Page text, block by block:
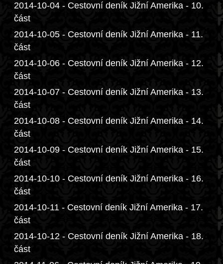
2014-10-04 - Cestovní deník Jižní Amerika - 10.
část
2014-10-05 - Cestovní deník Jižní Amerika - 11.
část
2014-10-06 - Cestovní deník Jižní Amerika - 12.
část
2014-10-07 - Cestovní deník Jižní Amerika - 13.
část
2014-10-08 - Cestovní deník Jižní Amerika - 14.
část
2014-10-09 - Cestovní deník Jižní Amerika - 15.
část
2014-10-10 - Cestovní deník Jižní Amerika - 16.
část
2014-10-11 - Cestovní deník Jižní Amerika - 17.
část
2014-10-12 - Cestovní deník Jižní Amerika - 18.
část